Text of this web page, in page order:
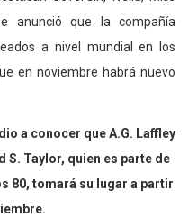
anunció que la compañía
a nivel mundial en los
en noviembre habrá nuevo
a conocer que A.G. Laffley
S. Taylor, quien es parte de
80, tomará su lugar a partir